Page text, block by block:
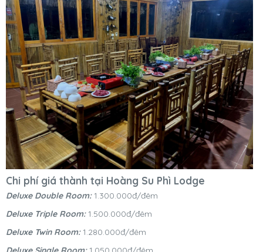
Chi phí giá thành tại Hoàng Su Phì Lodge
Deluxe Double Room: 1.300.000đ/đêm
Deluxe Triple Room: 1.500.000đ/đêm
Deluxe Twin Room: 1.280.000đ/đêm